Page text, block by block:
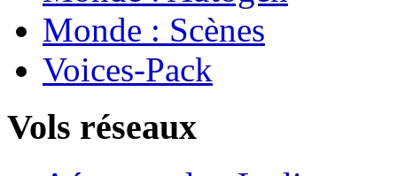
Monde : Scènes
Voices-Pack
Vols réseaux